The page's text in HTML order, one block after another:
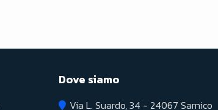
Dove siamo
Via L. Suardo, 34 - 24067 Sarnico